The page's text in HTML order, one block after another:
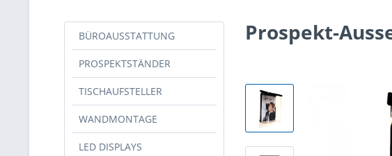
BÜROAUSSTATTUNG
PROSPEKTSTÄNDER
TISCHAUFSTELLER
WANDMONTAGE
LED DISPLAYS
Prospekt-